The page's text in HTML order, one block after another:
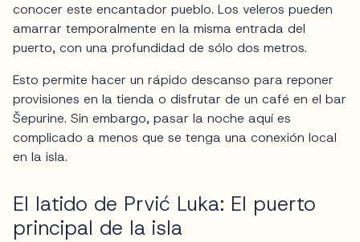
conocer este encantador pueblo. Los veleros pueden
amarrar temporalmente en la misma entrada del
puerto, con una profundidad de sólo dos metros.
Esto permite hacer un rápido descanso para reponer
provisiones en la tienda o disfrutar de un café en el bar
Šepurine. Sin embargo, pasar la noche aquí es
complicado a menos que se tenga una conexión local
en la isla.
El latido de Prvić Luka: El puerto
principal de la isla